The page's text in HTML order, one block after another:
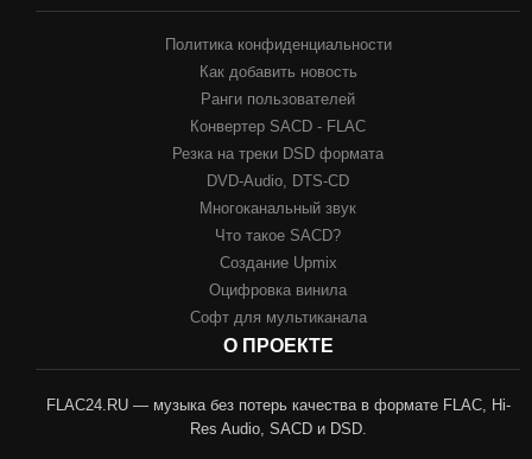
Политика конфиденциальности
Как добавить новость
Ранги пользователей
Конвертер SACD - FLAC
Резка на треки DSD формата
DVD-Audio, DTS-CD
Многоканальный звук
Что такое SACD?
Создание Upmix
Оцифровка винила
Софт для мультиканала
О ПРОЕКТЕ
FLAC24.RU — музыка без потерь качества в формате FLAC, Hi-
Res Audio, SACD и DSD.